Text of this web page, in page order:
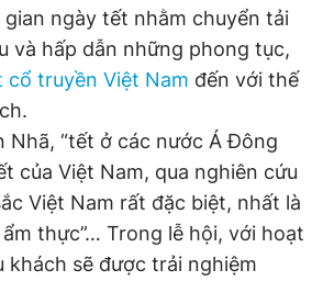
Liên hệ quảng cáo
0908 780 404
RSS Tòa soạn Chính sách bảo
ngày tết nhằm chuyển tải
và hấp dẫn những phong tục,
cổ truyền Việt Nam đến với thế
Nhã, “tết ở các nước Á Đông
của Việt Nam, qua nghiên cứu
Việt Nam rất đặc biệt, nhất là
thực”… Trong lễ hội, với hoạt
khách sẽ được trải nghiệm